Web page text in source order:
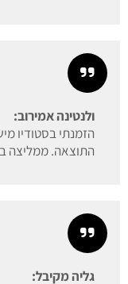
ולנטינה אמירוב:
הזמנתי בסטודיו
התוצאה. ממליצה
גליה מקיבל: